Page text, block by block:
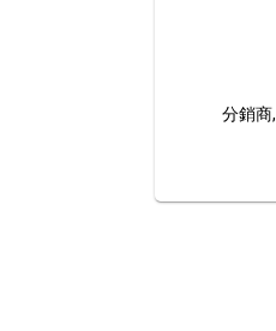
分銷商